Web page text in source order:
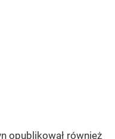
opublikował również